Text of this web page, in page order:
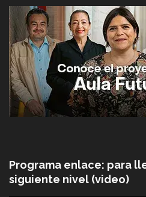
Programa enlace: para
siguiente nivel (video)